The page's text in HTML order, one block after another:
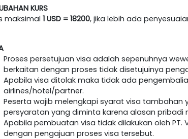
KURS
maksimal 1 USD = 18200, jika lebih ada
Proses persetujuan visa adalah sepenuhnya
berkaitan dengan proses tidak disetujuinya
Apabila visa ditolak maka tidak ada
airlines/hotel/partner.
Peserta wajib melengkapi syarat visa
persyaratan yang diminta karena alasan pribadi
Apabila pembuatan visa tidak dilakukan oleh
dengan pengajuan proses visa tersebut.